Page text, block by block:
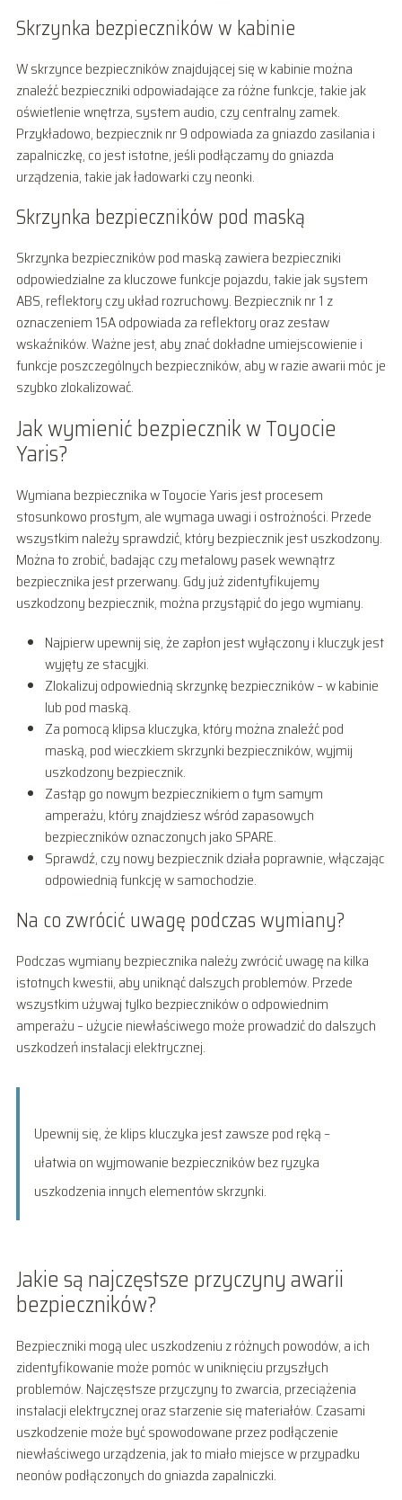
Skrzynka bezpieczników w kabinie
W skrzynce bezpieczników znajdującej się w kabinie można
znaleźć bezpieczniki odpowiadające za różne funkcje, takie jak
oświetlenie wnętrza, system audio, czy centralny zamek.
Przykładowo, bezpiecznik nr 9 odpowiada za gniazdo zasilania i
zapalniczkę, co jest istotne, jeśli podłączamy do gniazda
urządzenia, takie jak ładowarki czy neonki.
Skrzynka bezpieczników pod maską
Skrzynka bezpieczników pod maską zawiera bezpieczniki
odpowiedzialne za kluczowe funkcje pojazdu, takie jak system
ABS, reflektory czy układ rozruchowy. Bezpiecznik nr 1 z
oznaczeniem 15A odpowiada za reflektory oraz zestaw
wskaźników. Ważne jest, aby znać dokładne umiejscowienie i
funkcje poszczególnych bezpieczników, aby w razie awarii móc je
szybko zlokalizować.
Jak wymienić bezpiecznik w Toyocie
Yaris?
Wymiana bezpiecznika w Toyocie Yaris jest procesem
stosunkowo prostym, ale wymaga uwagi i ostrożności. Przede
wszystkim należy sprawdzić, który bezpiecznik jest uszkodzony.
Można to zrobić, badając czy metalowy pasek wewnątrz
bezpiecznika jest przerwany. Gdy już zidentyfikujemy
uszkodzony bezpiecznik, można przystąpić do jego wymiany.
Najpierw upewnij się, że zapłon jest wyłączony i kluczyk jest
wyjęty ze stacyjki.
Zlokalizuj odpowiednią skrzynkę bezpieczników – w kabinie
lub pod maską.
Za pomocą klipsa kluczyka, który można znaleźć pod
maską, pod wieczkiem skrzynki bezpieczników, wyjmij
uszkodzony bezpiecznik.
Zastąp go nowym bezpiecznikiem o tym samym
amperażu, który znajdziesz wśród zapasowych
bezpieczników oznaczonych jako SPARE.
Sprawdź, czy nowy bezpiecznik działa poprawnie, włączając
odpowiednią funkcję w samochodzie.
Na co zwrócić uwagę podczas wymiany?
Podczas wymiany bezpiecznika należy zwrócić uwagę na kilka
istotnych kwestii, aby uniknąć dalszych problemów. Przede
wszystkim używaj tylko bezpieczników o odpowiednim
amperażu – użycie niewłaściwego może prowadzić do dalszych
uszkodzeń instalacji elektrycznej.
Upewnij się, że klips kluczyka jest zawsze pod ręką –
ułatwia on wyjmowanie bezpieczników bez ryzyka
uszkodzenia innych elementów skrzynki.
Jakie są najczęstsze przyczyny awarii
bezpieczników?
Bezpieczniki mogą ulec uszkodzeniu z różnych powodów, a ich
zidentyfikowanie może pomóc w uniknięciu przyszłych
problemów. Najczęstsze przyczyny to zwarcia, przeciążenia
instalacji elektrycznej oraz starzenie się materiałów. Czasami
uszkodzenie może być spowodowane przez podłączenie
niewłaściwego urządzenia, jak to miało miejsce w przypadku
neonów podłączonych do gniazda zapalniczki.